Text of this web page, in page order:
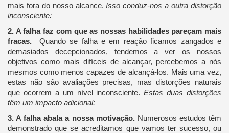
mais fora do nosso alcance.Isso conduz-nos a outra distorção
inconsciente:
2. A falha faz com que as nossas habilidades pareçam mais
fracas.Quando se falha e em reação ficamos zangados e
demasiados decepcionados, tendemos a ver os nossos
objetivos como mais difíceis de alcançar, percebemos a nós
mesmos como menos capazes de alcançá-los. Mais uma vez,
estas não são avaliações precisas, mas distorções naturais
que ocorrem a um nível inconsciente.Estas duas distorções
têm um impacto adicional:
3. A falha abala a nossa motivação.Numerosos estudos têm
demonstrado que se acreditamos que vamos ter sucesso, ou